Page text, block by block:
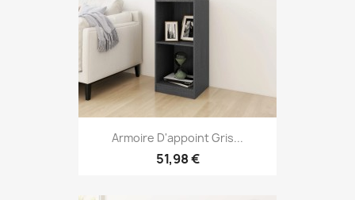
Armoire D'appoint Gris...
51,98 €